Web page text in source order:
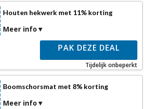
Houten hekwerk met 11% korting
Meer info
PAK DEZE DEAL
Tijdelijk onbeperkt
Boomschorsmat met 8% korting
Meer info